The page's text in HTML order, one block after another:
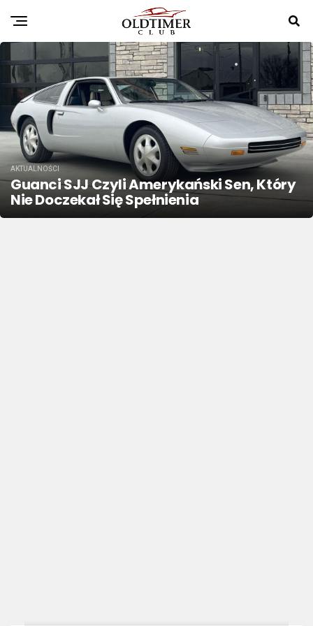
AKTUALNOŚCI
Guanci SJJ Czyli Amerykański Sen, Który
Nie Doczekał Się Spełnienia